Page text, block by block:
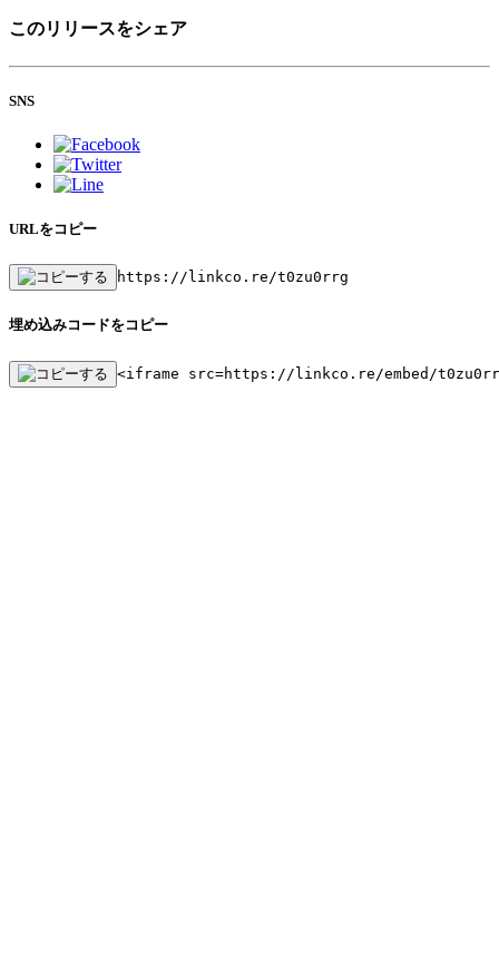
このリリースをシェア
SNS
URLをコピー
https://linkco.re/t0zu0rrg
埋め込みコードをコピー
<iframe src=https://linkco.re/embed/